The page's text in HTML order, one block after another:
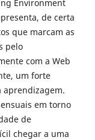
Environment
de certa
que marcam as
pelo
com a Web
um forte
aprendizagem.
em torno
de
chegar a uma